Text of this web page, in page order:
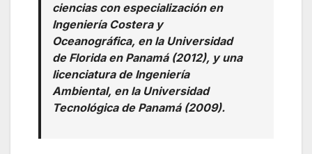
ciencias con especialización en
Ingeniería Costera y
Oceanográfica, en la Universidad
de Florida en Panamá (2012), y una
licenciatura de Ingeniería
Ambiental, en la Universidad
Tecnológica de Panamá (2009).